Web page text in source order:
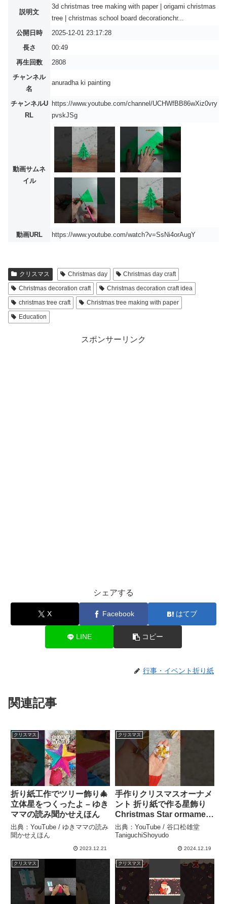
説明文
3d christmas tree making with paper | origami christmas
tree | christmas school board decorationchr...
公開日時
2025-12-01 23:17:28
長さ
00:49
再生回数
2808
チャンネル
名
anuradha ki painting
チャンネルU
RL
https://www.youtube.com/channel/UCHWfBB86wXiz0vry
pvskJSg
動画サムネ
イル
動画URL https://www.youtube.com/watch?v=SsNi4orAugY
クリスマス Christmas day
Christmas day craft
Christmas decoration craft
Christmas decoration craft idea
christmas tree craft
Christmas tree making with paper
Education
スポンサーリンク
シェアする
X Facebook はてブ
LINE コピー
行事・イベント折り紙
関連記事
クリスマス
折り紙工作でツリー飾り🎄
立体星をつくったよ – ゆき
ママの読み聞かせえほん
出典：YouTube / ゆきママの読み
聞かせえほん
2023.12.21
クリスマス
手作りクリスマスオーナメ
ント 折り紙で作る星飾り
Christmas Star ormament
origami tutorial – 谷口松雄
堂 TaniguchiShoyudo
出典：YouTube / 谷口松雄堂
TaniguchiShoyudo
2024.12.19
クリスマス クリスマス